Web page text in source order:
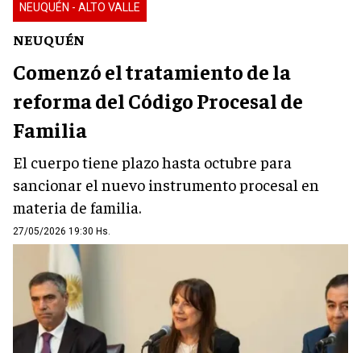
NEUQUÉN - ALTO VALLE
NEUQUÉN
Comenzó el tratamiento de la
reforma del Código Procesal de
Familia
El cuerpo tiene plazo hasta octubre para
sancionar el nuevo instrumento procesal en
materia de familia.
27/05/2026 19:30 Hs.